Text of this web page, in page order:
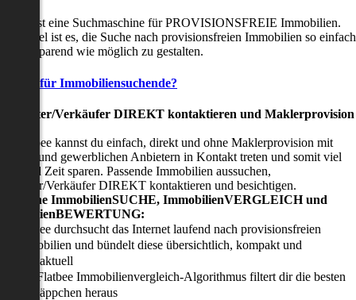
ist eine Suchmaschine für PROVISIONSFREIE Immobilien.
Ziel ist es, die Suche nach provisionsfreien Immobilien so einfach
zeitsparend wie möglich zu gestalten.
für Immobiliensuchende?
Verkäufer DIREKT kontaktieren und Maklerprovision
Flatbee kannst du einfach, direkt und ohne Maklerprovision mit
und gewerblichen Anbietern in Kontakt treten und somit viel
und Zeit sparen. Passende Immobilien aussuchen,
Verkäufer DIREKT kontaktieren und besichtigen.
in-one ImmobilienSUCHE, ImmobilienVERGLEICH und
Flatbee durchsucht das Internet laufend nach provisionsfreien
Immobilien und bündelt diese übersichtlich, kompakt und
tagesaktuell
Der Flatbee Immobilienvergleich-Algorithmus filtert dir die besten
Schnäppchen heraus